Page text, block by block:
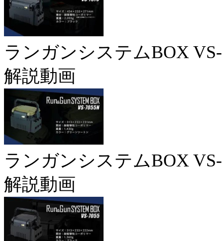
ランガンシステムBOX
解説動画
ランガンシステムBOX
解説動画